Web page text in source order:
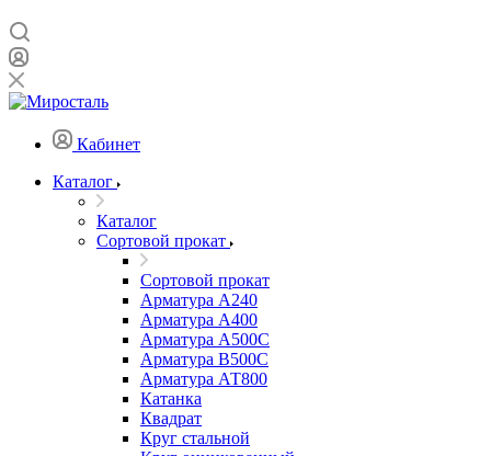
Кабинет
Каталог
Каталог
Сортовой прокат
Сортовой прокат
Арматура А240
Арматура А400
Арматура А500C
Арматура В500С
Арматура АТ800
Катанка
Квадрат
Круг стальной